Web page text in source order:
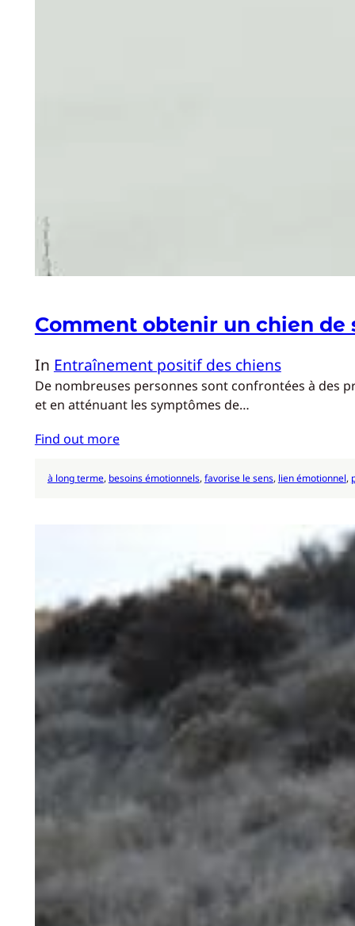
Comment obtenir un chien
In Entraînement positif des chiens
De nombreuses personnes sont confrontées à des
et en atténuant les symptômes de…
Find out more
à long terme, besoins émotionnels, favorise le sens, lien émotionnel,